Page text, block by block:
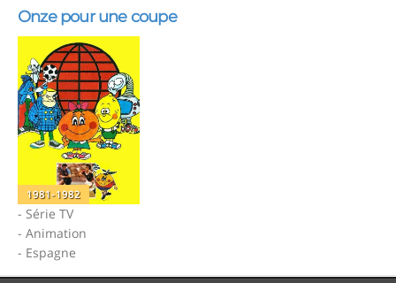
Onze pour une coupe
1981-1982
- Série TV
- Animation
- Espagne